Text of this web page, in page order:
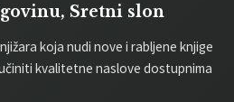
Sretni slon
koja nudi nove i rabljene knjige
kvalitetne naslove dostupnima